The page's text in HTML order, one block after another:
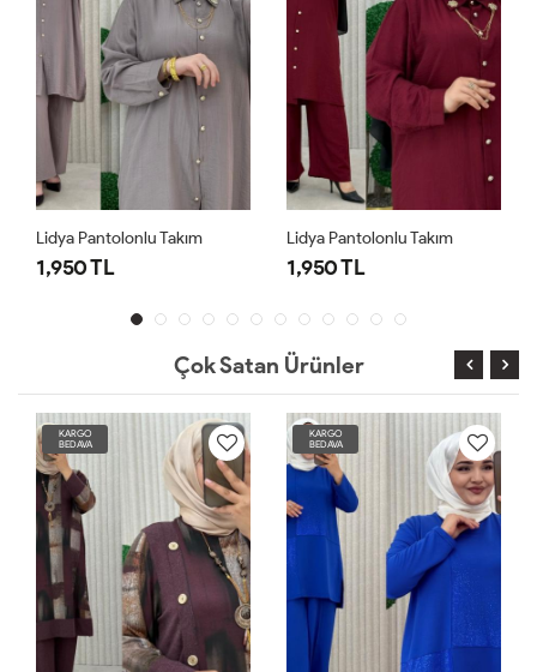
Lidya Pantolonlu Takım
1,950 TL
Lidya Pantolonlu Takım
1,950 TL
Çok Satan Ürünler
KARGO
BEDAVA
KARGO
BEDAVA